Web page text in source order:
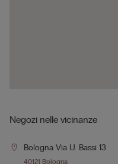
Negozi nelle vicinanze
Bologna Via U. Bassi 13
40121 Bologna